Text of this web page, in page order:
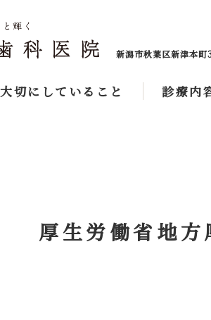
新潟市秋葉区新津本
大切にしていること 診療内
厚生労働省地